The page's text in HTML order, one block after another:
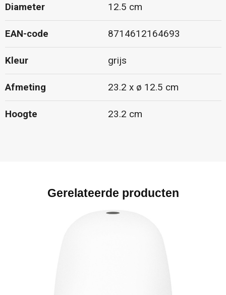
Diameter 12.5 cm
EAN-code 8714612164693
Kleur grijs
Afmeting 23.2 x ø 12.5 cm
Hoogte 23.2 cm
Gerelateerde producten